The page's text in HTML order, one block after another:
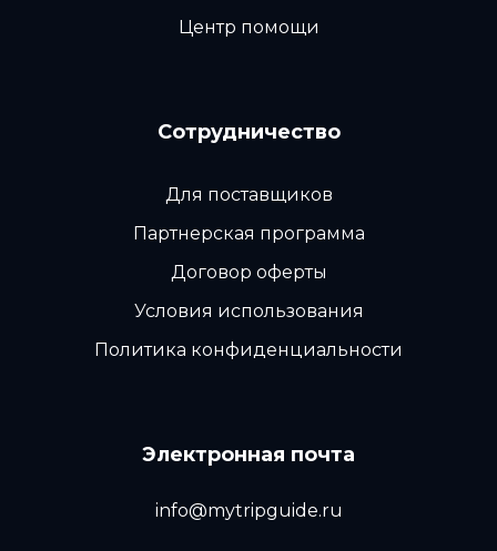
Центр помощи
Сотрудничество
Для поставщиков
Партнерская программа
Договор оферты
Условия использования
Политика конфиденциальности
Электронная почта
info@mytripguide.ru